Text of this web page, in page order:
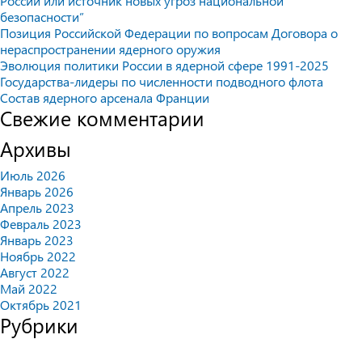
безопасности”
Позиция Российской Федерации по вопросам Договора о
нераспространении ядерного оружия
Эволюция политики России в ядерной сфере 1991-2025
Государства-лидеры по численности подводного флота
Состав ядерного арсенала Франции
Свежие комментарии
Архивы
Июль 2026
Январь 2026
Апрель 2023
Февраль 2023
Январь 2023
Ноябрь 2022
Август 2022
Май 2022
Октябрь 2021
Рубрики